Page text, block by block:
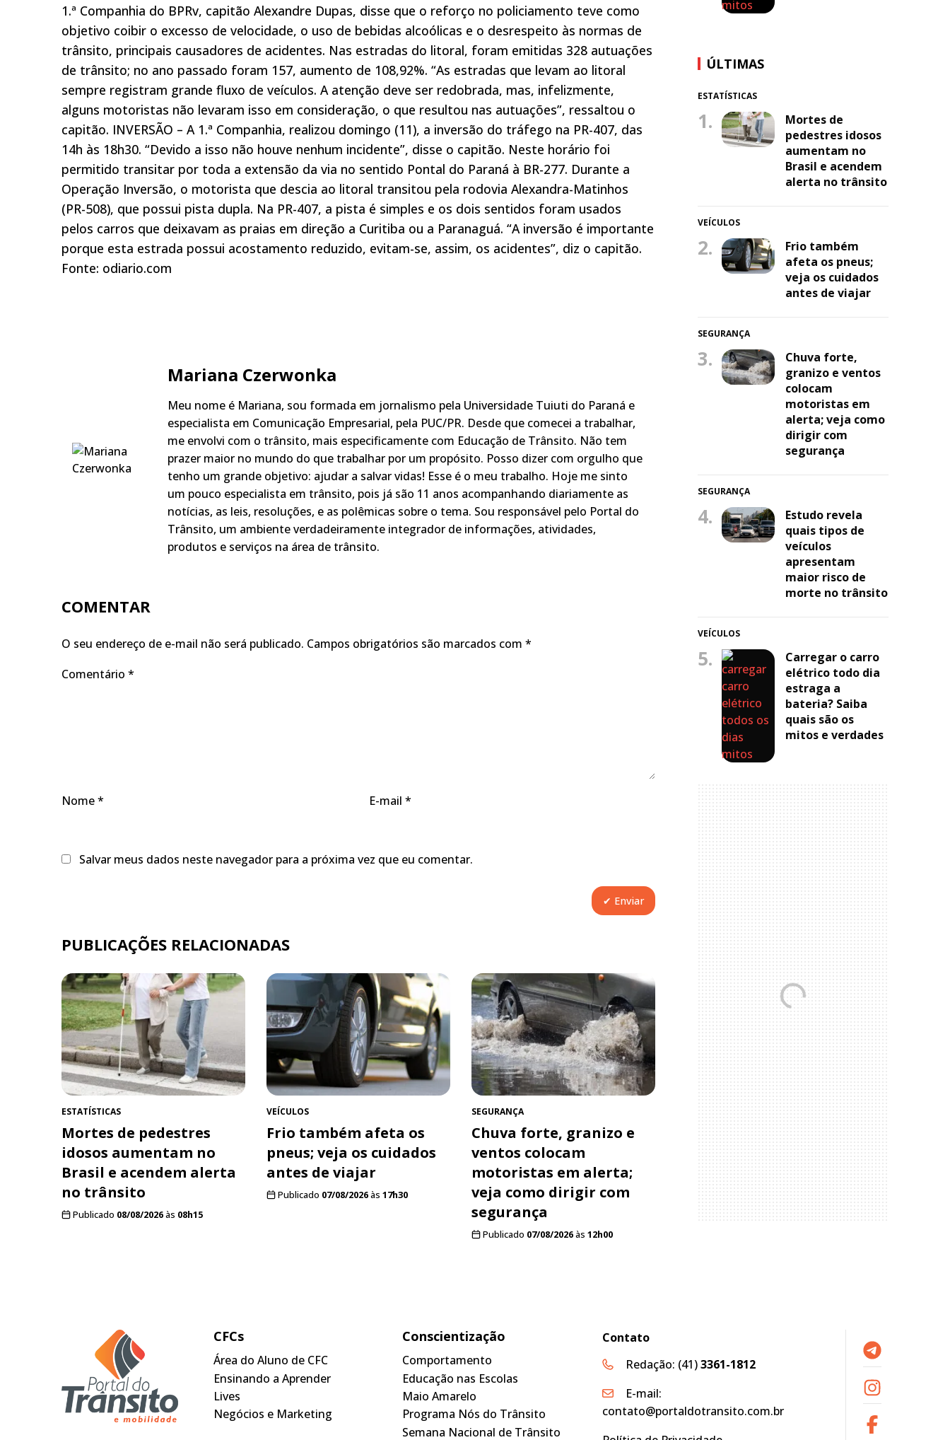
1.ª Companhia do BPRv, capitão Alexandre Dupas, disse que o reforço no policiamento teve como
objetivo coibir o excesso de velocidade, o uso de bebidas alcoólicas e o desrespeito às normas de
trânsito, principais causadores de acidentes. Nas estradas do litoral, foram emitidas 328 autuações
de trânsito; no ano passado foram 157, aumento de 108,92%. “As estradas que levam ao litoral
sempre registram grande fluxo de veículos. A atenção deve ser redobrada, mas, infelizmente,
alguns motoristas não levaram isso em consideração, o que resultou nas autuações”, ressaltou o
capitão. INVERSÃO – A 1.ª Companhia, realizou domingo (11), a inversão do tráfego na PR-407, das
14h às 18h30. “Devido a isso não houve nenhum incidente”, disse o capitão. Neste horário foi
permitido transitar por toda a extensão da via no sentido Pontal do Paraná à BR-277. Durante a
Operação Inversão, o motorista que descia ao litoral transitou pela rodovia Alexandra-Matinhos
(PR-508), que possui pista dupla. Na PR-407, a pista é simples e os dois sentidos foram usados
pelos carros que deixavam as praias em direção a Curitiba ou a Paranaguá. “A inversão é importante
porque esta estrada possui acostamento reduzido, evitam-se, assim, os acidentes”, diz o capitão.
Fonte: odiario.com
Mariana Czerwonka
Meu nome é Mariana, sou formada em jornalismo pela Universidade Tuiuti do Paraná e
especialista em Comunicação Empresarial, pela PUC/PR. Desde que comecei a trabalhar,
me envolvi com o trânsito, mais especificamente com Educação de Trânsito. Não tem
prazer maior no mundo do que trabalhar por um propósito. Posso dizer com orgulho que
tenho um grande objetivo: ajudar a salvar vidas! Esse é o meu trabalho. Hoje me sinto
um pouco especialista em trânsito, pois já são 11 anos acompanhando diariamente as
notícias, as leis, resoluções, e as polêmicas sobre o tema. Sou responsável pelo Portal do
Trânsito, um ambiente verdadeiramente integrador de informações, atividades,
produtos e serviços na área de trânsito.
COMENTAR
O seu endereço de e-mail não será publicado. Campos obrigatórios são marcados com *
Comentário *
Nome* E-mail *
Salvar meus dados neste navegador para a próxima vez que eu comentar.
PUBLICAÇÕES RELACIONADAS
ESTATÍSTICAS
Mortes de pedestres
idosos aumentam no
Brasil e acendem alerta
no trânsito
Publicado 08/08/2026às 08h15
VEÍCULOS
Frio também afeta os
pneus; veja os cuidados
antes de viajar
Publicado 07/08/2026às 17h30
SEGURANÇA
Chuva forte, granizo e
ventos colocam
motoristas em alerta;
veja como dirigir com
segurança
Publicado 07/08/2026às 12h00
ÚLTIMAS
ESTATÍSTICAS
1.
Mortes de
pedestres idosos
aumentam no
Brasil e acendem
alerta no trânsito
VEÍCULOS
2.
Frio também
afeta os pneus;
veja os cuidados
antes de viajar
SEGURANÇA
3.
Chuva forte,
granizo e ventos
colocam
motoristas em
alerta; veja como
dirigir com
segurança
SEGURANÇA
4.
Estudo revela
quais tipos de
veículos
apresentam
maior risco de
morte no trânsito
VEÍCULOS
5.
Carregar o carro
elétrico todo dia
estraga a
bateria? Saiba
quais são os
mitos e verdades
CFCs
Área do Aluno de CFC
Ensinando a Aprender
Lives
Negócios e Marketing
Conscientização
Comportamento
Educação nas Escolas
Maio Amarelo
Programa Nós do Trânsito
Semana Nacional de Trânsito
Contato
Redação: (41)3361-1812
E-mail:
contato@portaldotransito.com.br